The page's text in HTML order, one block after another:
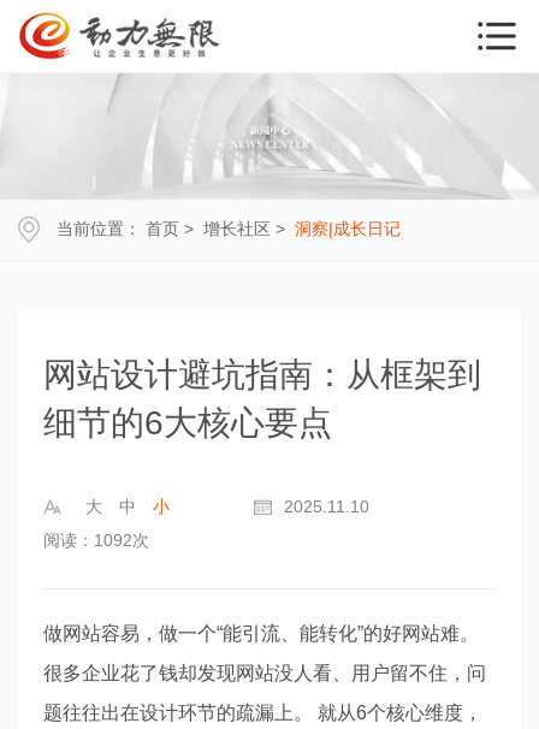
当前位置： 首页 > 增长社区 > 洞察|成长日记
网站设计避坑指南：从框架到
细节的6大核心要点
大 中 小
2025.11.10
阅读：1092次
做网站容易，做一个“能引流、能转化”的好网站难。
很多企业花了钱却发现网站没人看、用户留不住，问
题往往出在设计环节的疏漏上。 就从6个核心维度，